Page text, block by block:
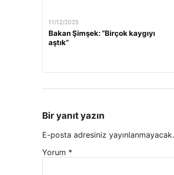
11/12/2025
Bakan Şimşek: “Birçok kaygıyı
aştık”
Bir yanıt yazın
E-posta adresiniz yayınlanmayacak.
Yorum *